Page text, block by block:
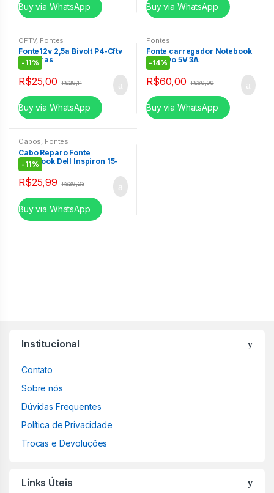
Buy via WhatsApp Buy via WhatsApp
CFTV, Fontes
Fonte12v 2,5a Bivolt P4-Cftv
Cameras
-11%
R$25,00 R$28,11
Buy via WhatsApp
Fontes
Fonte carregador Notebook
Positivo 5V 3A
-14%
R$60,00 R$69,99
Buy via WhatsApp
Cabos, Fontes
Cabo Reparo Fonte
Notebook Dell Inspiron 15-
Hp Ultrabook 240 G2 G5 Plug
Azul
-11%
R$25,99 R$29,23
Buy via WhatsApp
Institucional
Contato
Sobre nós
Dúvidas Frequentes
Política de Privacidade
Trocas e Devoluções
Links Úteis